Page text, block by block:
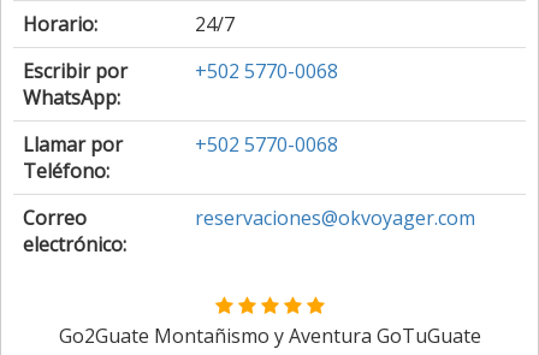
Horario:
24/7
Escribir por
WhatsApp:
+502 5770-0068
Llamar por
Teléfono:
+502 5770-0068
Correo
electrónico:
reservaciones@okvoyager.com
Go2Guate Montañismo y Aventura GoTuGuate